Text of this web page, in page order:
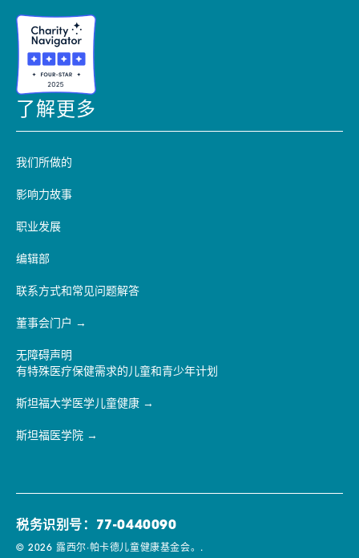
了解更多
我们所做的
影响力故事
职业发展
编辑部
联系方式和常见问题解答
董事会门户
无障碍声明
有特殊医疗保健需求的儿童和青少年计划
斯坦福大学医学儿童健康
斯坦福医学院
税务识别号：77-0440090
© 2026 露西尔·帕卡德儿童健康基金会。.